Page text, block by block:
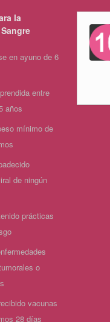
la
en ayuno de 6
entre
años
mínimo de
de ningún
prácticas
o
vacunas
28 días